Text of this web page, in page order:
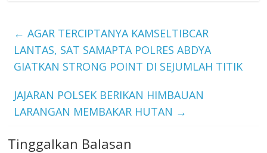
← AGAR TERCIPTANYA KAMSELTIBCAR
LANTAS, SAT SAMAPTA POLRES ABDYA
GIATKAN STRONG POINT DI SEJUMLAH TITIK
JAJARAN POLSEK BERIKAN HIMBAUAN
LARANGAN MEMBAKAR HUTAN →
Tinggalkan Balasan